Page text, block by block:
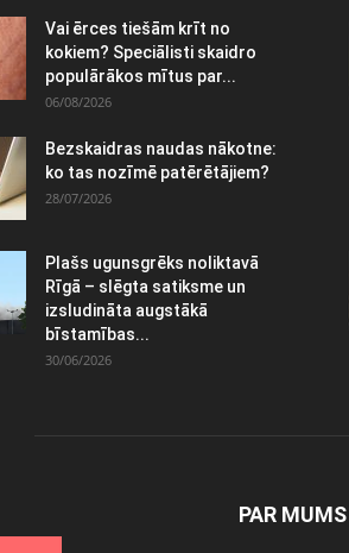
Vai ērces tiešām krīt no
kokiem? Speciālisti skaidro
populārākos mītus par...
06/08/2026
Bezskaidras naudas nākotne:
ko tas nozīmē patērētājiem?
28/07/2026
Plašs ugunsgrēks noliktavā
Rīgā – slēgta satiksme un
izsludināta augstākā
bīstamības...
30/06/2026
PAR MUMS